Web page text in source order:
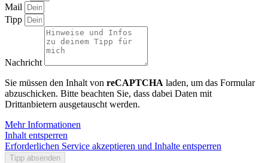
Mail
Tipp
Nachricht
Sie müssen den Inhalt von reCAPTCHA laden, um das Formular
abzuschicken. Bitte beachten Sie, dass dabei Daten mit
Drittanbietern ausgetauscht werden.
Mehr Informationen
Inhalt entsperren
Erforderlichen Service akzeptieren und Inhalte entsperren
Tipp absenden